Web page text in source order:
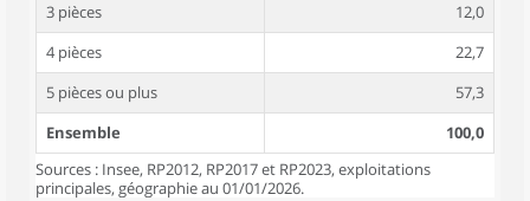
3 pièces
12,0
4 pièces
22,7
5 pièces ou plus
57,3
Ensemble
100,0
Sources : Insee, RP2012, RP2017 et RP2023, exploitations
principales, géographie au 01/01/2026.